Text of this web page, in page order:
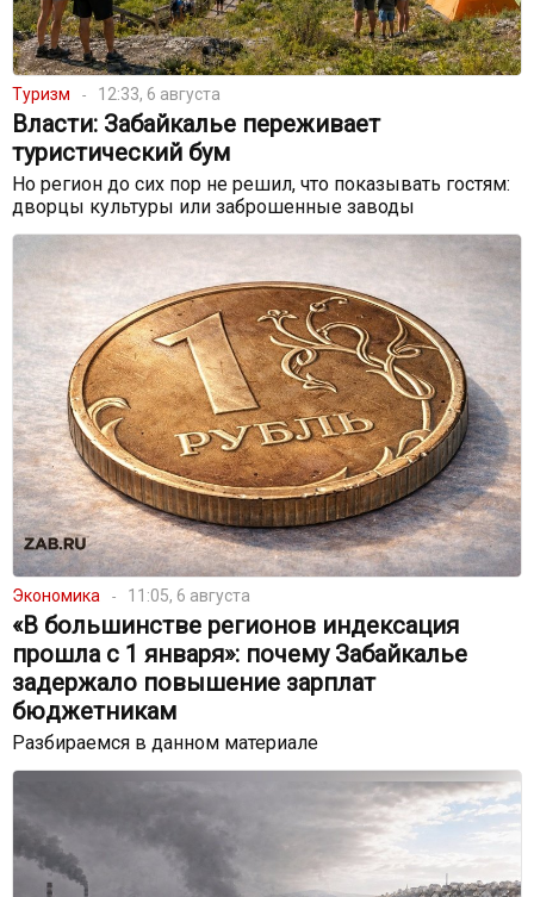
Туризм 12:33, 6 августа
Власти: Забайкалье переживает
туристический бум
Но регион до сих пор не решил, что показывать гостям:
дворцы культуры или заброшенные заводы
Экономика 11:05, 6 августа
«В большинстве регионов индексация
прошла с 1 января»: почему Забайкалье
задержало повышение зарплат
бюджетникам
Разбираемся в данном материале